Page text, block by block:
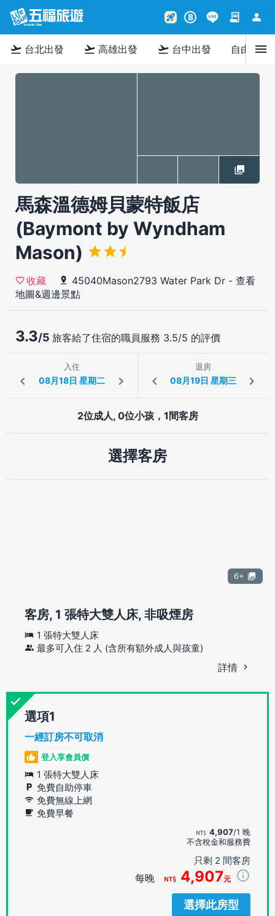
rocket_launch B contract person
flight_takeoff 台北出發 flight_takeoff 高雄出發 flight_takeoff 台中出發 自由行menu
馬森溫德姆貝蒙特飯店
(Baymont by Wyndham
Mason)
收藏 45040Mason2793 Water Park Dr - 查看
地圖&週邊景點
3.3/5 旅客給了住宿的職員服務 3.5/5 的評價
入住 退房
2位成人, 0位小孩，1間客房
選擇客房
6+
客房, 1 張特大雙人床, 非吸煙房
1 張特大雙人床
最多可入住 2 人 (含所有額外成人與孩童)
詳情
選項
一經訂房不可取消
登入享會員價
1 張特大雙人床
免費自助停車
免費無線上網
免費早餐
4,907/1 晚
不含稅金和服務費
只剩 2 間客房
每晚 4,907元
選擇此房型